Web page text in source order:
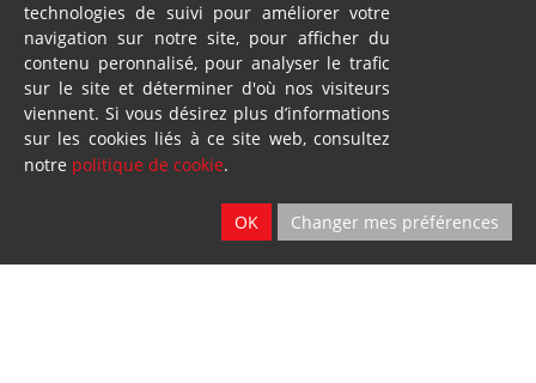
Dillies
SA
Blandain
© Loiselet 2025 By
FAQ
Conditions générales de vente
technologies de suivi pour améliorer votre
navigation sur notre site, pour afficher du
contenu peronnalisé, pour analyser le trafic
sur le site et déterminer d'où nos visiteurs
viennent. Si vous désirez plus d’informations
sur les cookies liés à ce site web, consultez
notre politique de cookie.
OK Changer mes préférences